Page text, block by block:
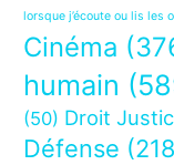
lorsque j’écoute ou lis les
Cinéma
humain
(50) Droit
Défense